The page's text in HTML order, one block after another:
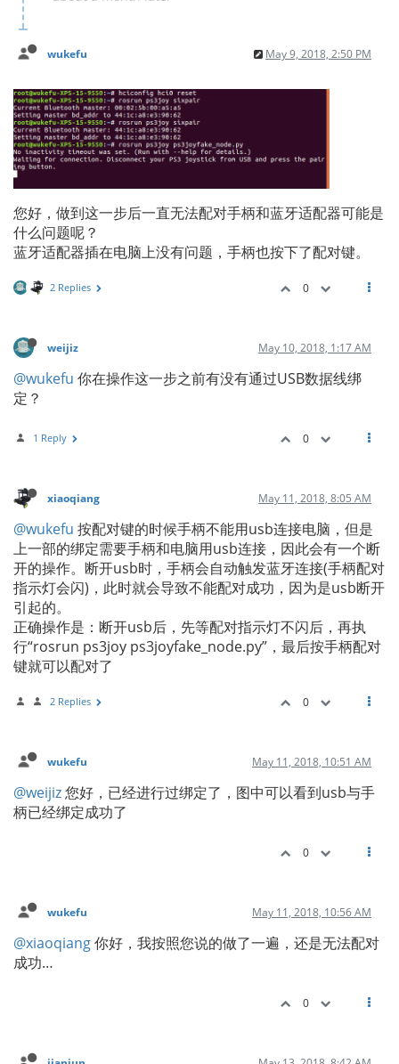
wukefu May 9, 2018, 2:50 PM
您好，做到这一步后一直无法配对手柄和蓝牙适配器可能是
什么问题呢？
蓝牙适配器插在电脑上没有问题，手柄也按下了配对键。
2 Replies 0
weijiz May 10, 2018, 1:17 AM
@wukefu 你在操作这一步之前有没有通过USB数据线绑
定？
1 Reply 0
xiaoqiang May 11, 2018, 8:05 AM
@wukefu 按配对键的时候手柄不能用usb连接电脑，但是
上一部的绑定需要手柄和电脑用usb连接，因此会有一个断
开的操作。断开usb时，手柄会自动触发蓝牙连接(手柄配对
指示灯会闪)，此时就会导致不能配对成功，因为是usb断开
引起的。
正确操作是：断开usb后，先等配对指示灯不闪后，再执
行“rosrun ps3joy ps3joyfake_node.py”，最后按手柄配对
键就可以配对了
2 Replies 0
wukefu May 11, 2018, 10:51 AM
@weijiz您好，已经进行过绑定了，图中可以看到usb与手
柄已经绑定成功了
0
wukefu May 11, 2018, 10:56 AM
@xiaoqiang你好，我按照您说的做了一遍，还是无法配对
成功…
0